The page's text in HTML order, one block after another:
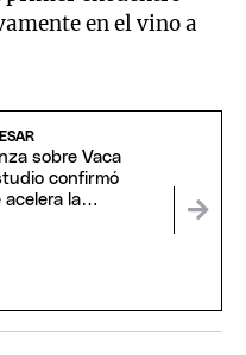
en el vino a
sobre Vaca
confirmó
la